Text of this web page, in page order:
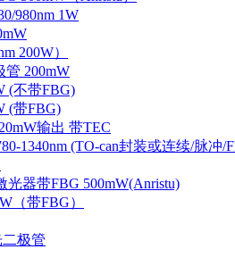
980nm 1W
200W）
管 200mW
(不带FBG)
(带FBG)
输出 带TEC
1340nm (TO-can封装或连续/脉冲
光器带FBG 500mW(Anristu)
（带FBG）
二极管